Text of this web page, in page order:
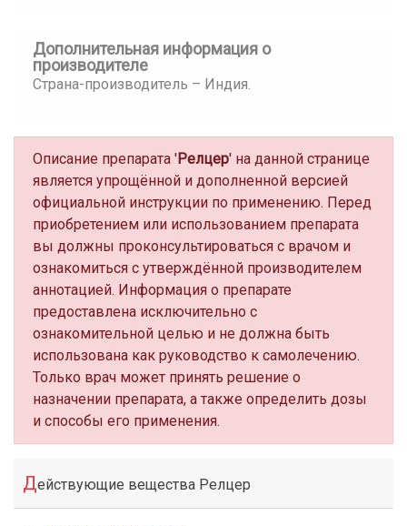
Дополнительная информация о
производителе
Страна-производитель – Индия.
Описание препарата 'Релцер' на данной странице
является упрощённой и дополненной версией
официальной инструкции по применению. Перед
приобретением или использованием препарата
вы должны проконсультироваться с врачом и
ознакомиться с утверждённой производителем
аннотацией. Информация о препарате
предоставлена исключительно с
ознакомительной целью и не должна быть
использована как руководство к самолечению.
Только врач может принять решение о
назначении препарата, а также определить дозы
и способы его применения.
Действующие вещества Релцер